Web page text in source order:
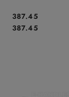
Cena:
387.45
Cena:
387.45